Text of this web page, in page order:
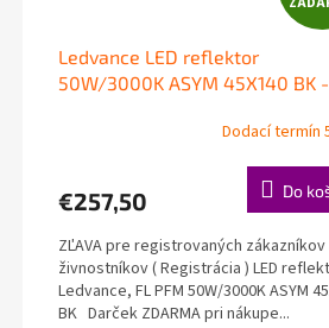
Ledvance LED reflektor
50W/3000K ASYM 45X140 BK -
Dodací termín
€257,50 Do
ZĽAVA pre registrovaných zákazníkov
živnostníkov ( Registrácia ) LED
Ledvance, FL PFM 50W/3000K ASYM
BK Darček ZDARMA pri nákupe...